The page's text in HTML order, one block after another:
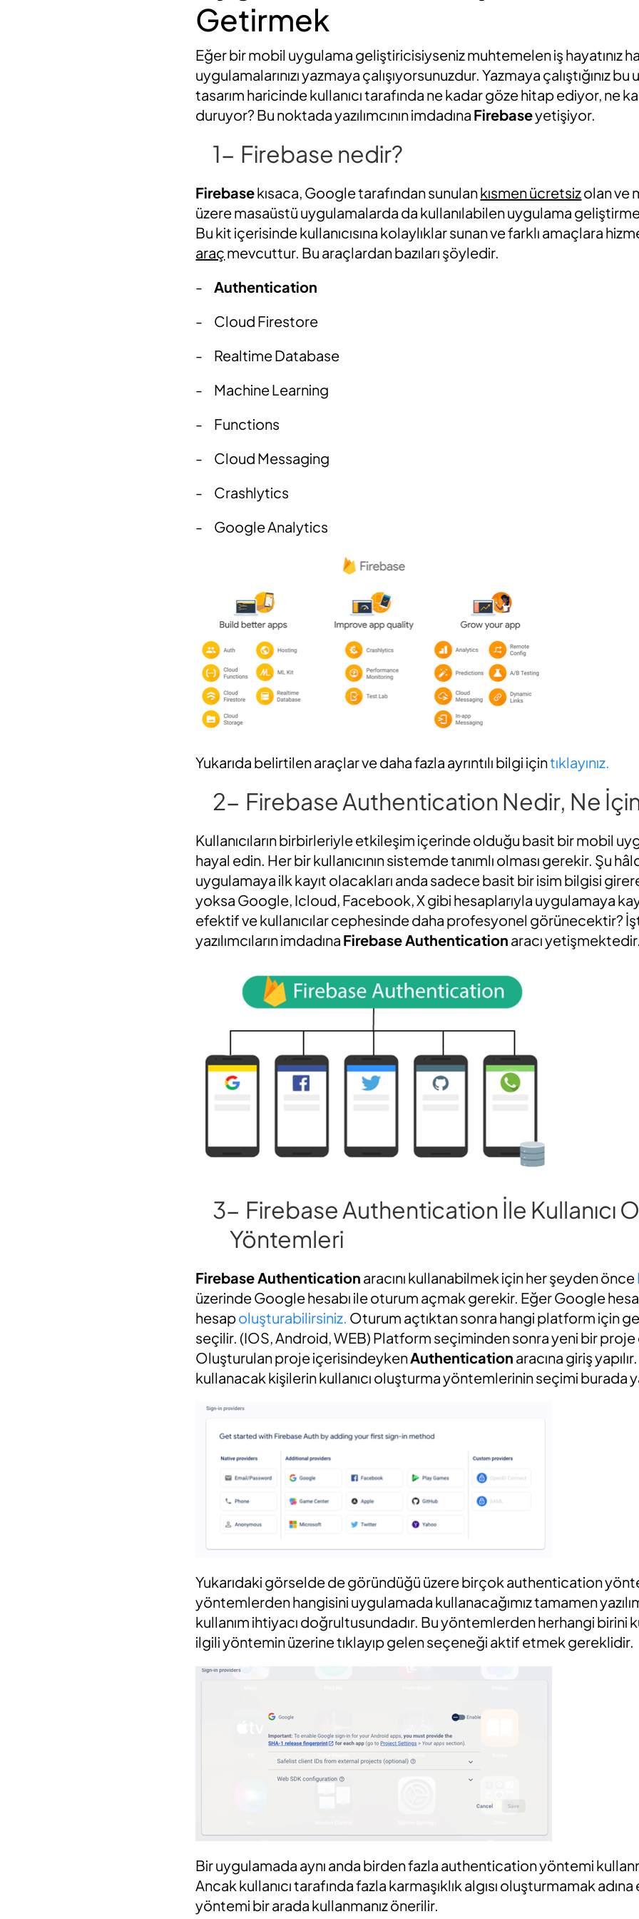
Getirmek
Eğer bir mobil uygulama geliştiricisiyseniz muhtemelen iş hayatınız
uygulamalarınızı yazmaya çalışıyorsunuzdur. Yazmaya çalıştığınız
tasarım haricinde kullanıcı tarafında ne kadar göze hitap ediyor, ne
duruyor? Bu noktada yazılımcının imdadına Firebaseyetişiyor.
1- Firebase nedir?
Firebasekısaca, Google tarafından sunulankısmen ücretsizolan ve
üzere masaüstü uygulamalarda da kullanılabilen uygulama
Bu kit içerisinde kullanıcısına kolaylıklar sunan ve farklı amaçlara
araç mevcuttur. Bu araçlardan bazıları şöyledir.
-
Authentication
-
Cloud Firestore
-
Realtime Database
-
Machine Learning
-
Functions
-
Cloud Messaging
-
Crashlytics
-
Google Analytics
Yukarıda belirtilen araçlar ve daha fazla ayrıntılı bilgi içintıklayınız.
2- Firebase Authentication Nedir, Ne İçin
Kullanıcıların birbirleriyle etkileşim içerinde olduğu basit bir mobil
hayal edin. Her bir kullanıcının sistemde tanımlı olması gerekir. Şu
uygulamaya ilk kayıt olacakları anda sadece basit bir isim bilgisi
yoksa Google, Icloud, Facebook, X gibi hesaplarıyla uygulamaya
efektif ve kullanıcılar cephesinde daha profesyonel görünecektir?
yazılımcıların imdadına Firebase Authentication aracı yetişmektedir.
3- Firebase Authentication İle Kullanıcı
Yöntemleri
Firebase Authentication aracını kullanabilmek için her şeyden önce
üzerinde Google hesabı ile oturum açmak gerekir. Eğer Google
hesapoluşturabilirsiniz. Oturum açtıktan sonra hangi platform için
seçilir. (IOS, Android, WEB) Platform seçiminden sonra yeni bir
Oluşturulan proje içerisindeykenAuthentication aracına giriş
kullanacak kişilerin kullanıcı oluşturma yöntemlerinin seçimi burada
Yukarıdaki görselde de göründüğü üzere birçok authentication
yöntemlerden hangisini uygulamada kullanacağımız tamamen
kullanım ihtiyacı doğrultusundadır. Bu yöntemlerden herhangi birini
ilgili yöntemin üzerine tıklayıp gelen seçeneği aktif etmek gereklidir.
Bir uygulamada aynı anda birden fazla authentication yöntemi
Ancak kullanıcı tarafında fazla karmaşıklık algısı oluşturmamak
yöntemi bir arada kullanmanız önerilir.